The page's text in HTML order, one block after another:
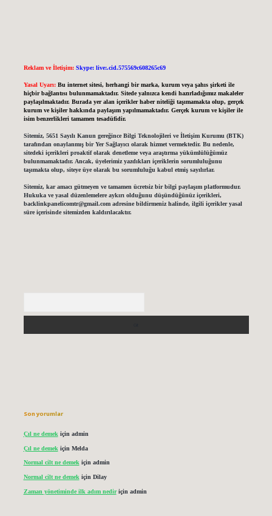
Reklam ve İletişim: Skype: live:.cid.575569c608265c69
Yasal Uyarı: Bu internet sitesi, herhangi bir marka, kurum veya şahıs şirketi ile
hiçbir bağlantısı bulunmamaktadır. Sitede yalnızca kendi hazırladığımız makaleler
paylaşılmaktadır. Burada yer alan içerikler haber niteliği taşımamakta olup, gerçek
kurum ve kişiler hakkında paylaşım yapılmamaktadır. Gerçek kurum ve kişiler ile
isim benzerlikleri tamamen tesadüfidir.
Sitemiz, 5651 Sayılı Kanun gereğince Bilgi Teknolojileri ve İletişim Kurumu (BTK)
tarafından onaylanmış bir Yer Sağlayıcı olarak hizmet vermektedir. Bu nedenle,
sitedeki içerikleri proaktif olarak denetleme veya araştırma yükümlülüğümüz
bulunmamaktadır. Ancak, üyelerimiz yazdıkları içeriklerin sorumluluğunu
taşımakta olup, siteye üye olarak bu sorumluluğu kabul etmiş sayılırlar.
Sitemiz, kar amacı gütmeyen ve tamamen ücretsiz bir bilgi paylaşım platformudur.
Hukuka ve yasal düzenlemelere aykırı olduğunu düşündüğünüz içerikleri,
backlinkpanelicomtr@gmail.comadresine bildirmeniz halinde, ilgili içerikler yasal
süre içerisinde sitemizden kaldırılacaktır.
Son yorumlar
Çıl ne demek için admin
Çıl ne demek için Melda
Normal cilt ne demekiçin admin
Normal cilt ne demek için Dilay
Zaman yönetiminde ilk adım nediriçin admin